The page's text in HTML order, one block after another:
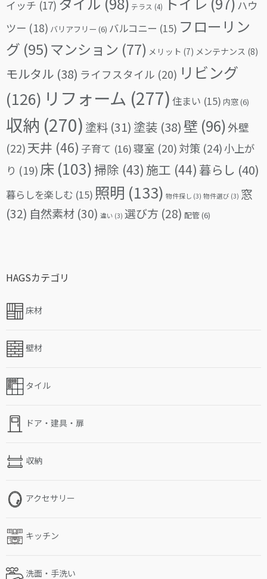
イッチ (17) テラス (4)
ハウ
ツー (18) バリアフリー (6) バルコニー (15) フローリン
グ (95)マンション (77) メリット (7) メンテナンス (8)
モルタル (38) ライフスタイル (20) リビング
(126) リフォーム (277) 住まい (15) 内窓(6)
収納 (270) 塗料 (31) 塗装 (38) 壁 (96)外壁
(22)天井 (46) 子育て (16)寝室 (20) 対策 (24)小上が
り (19) 床 (103)掃除 (43) 施工 (44) 暮らし (40)
暮らしを楽しむ (15) 照明 (133) 物件探し (3) 物件選び (3) 窓
(32) 自然素材 (30) 違い (3) 選び方 (28) 配管(6)
HAGSカテゴリ
床材
壁材
タイル
ドア・建具・扉
収納
アクセサリー
キッチン
洗面・手洗い